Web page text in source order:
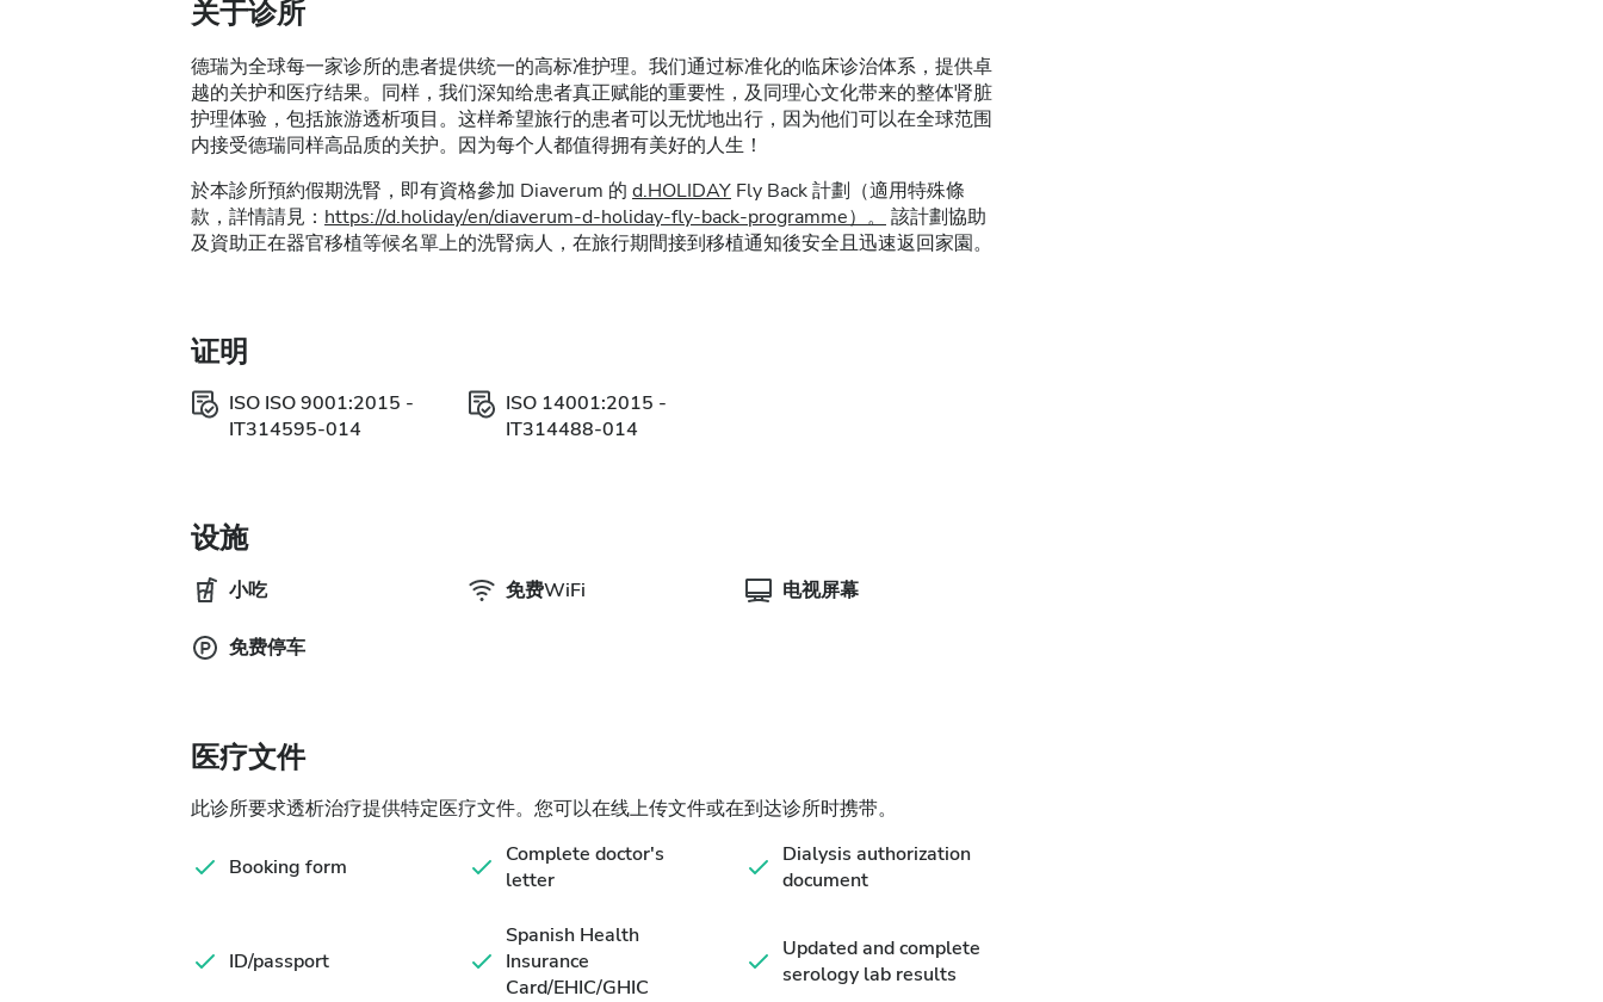
关于诊所
德瑞为全球每一家诊所的患者提供统一的高标准护理。我们通过标准化的临床诊治体系，提供卓
越的关护和医疗结果。同样，我们深知给患者真正赋能的重要性，及同理心文化带来的整体肾脏
护理体验，包括旅游透析项目。这样希望旅行的患者可以无忧地出行，因为他们可以在全球范围
内接受德瑞同样高品质的关护。因为每个人都值得拥有美好的人生！
於本診所預約假期洗腎，即有資格參加 Diaverum 的 d.HOLIDAY Fly Back 計劃（適用特殊條
款，詳情請見： https://d.holiday/en/diaverum-d-holiday-fly-back-programme）。
該計劃協助
及資助正在器官移植等候名單上的洗腎病人，在旅行期間接到移植通知後安全且迅速返回家園。
证明
ISO ISO 9001:2015 -
IT314595-014
ISO 14001:2015 -
IT314488-014
设施
小吃 免费WiFi 电视屏幕
免费停车
医疗文件
此诊所要求透析治疗提供特定医疗文件。您可以在线上传文件或在到达诊所时携带。
Booking form
Complete doctor's
letter
Dialysis authorization
document
ID/passport
Spanish Health
Insurance
Card/EHIC/GHIC
Updated and complete
serology lab results